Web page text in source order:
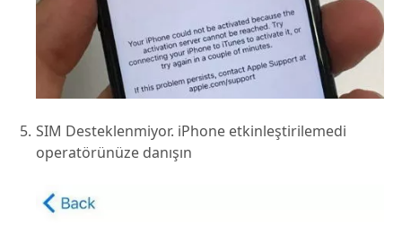
SIM Desteklenmiyor. iPhone etkinleştirilemedi
operatörünüze danışın